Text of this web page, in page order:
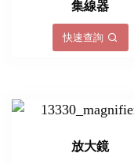
集線器
快速查詢
放大鏡